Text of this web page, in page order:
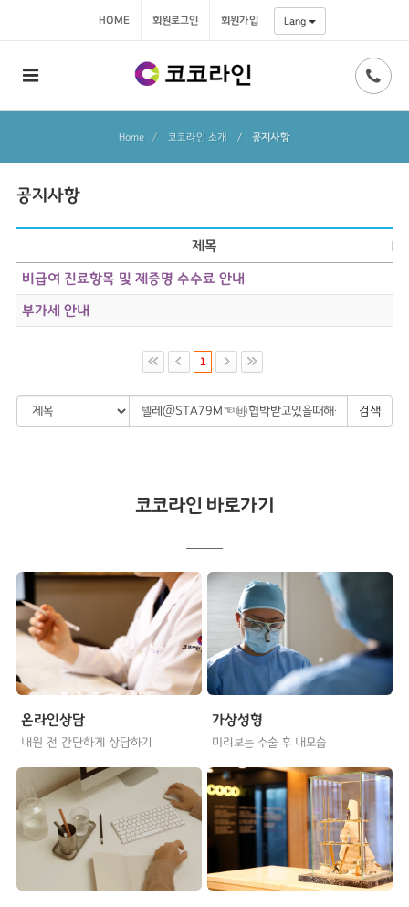
HOME 회원로그인 회원가입 Lang
Home 코코라인 소개 / 공지사항
공지사항
제목
비급여 진료항목 및 제증명 수수료 안내
부가세 안내
1
검색
코코라인 바로가기
온라인상담
내원 전 간단하게 상담하기
가상성형
미리보는 수술 후 내모습